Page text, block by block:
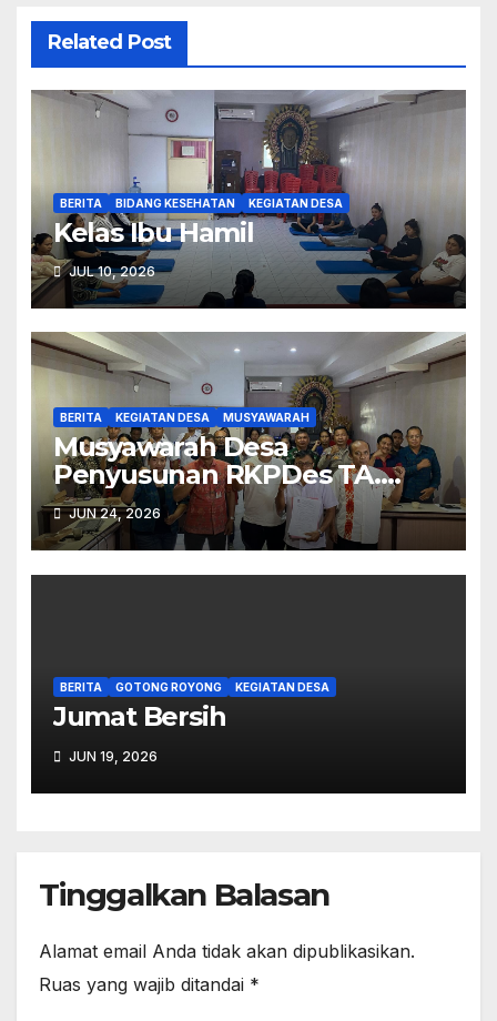
Related Post
BERITA BIDANG KESEHATAN KEGIATAN DESA
Kelas Ibu Hamil
JUL 10, 2026
BERITA KEGIATAN DESA MUSYAWARAH
Musyawarah Desa
Penyusunan RKPDes TA.
2027.
JUN 24, 2026
BERITA GOTONG ROYONG KEGIATAN DESA
Jumat Bersih
JUN 19, 2026
Tinggalkan Balasan
Alamat email Anda tidak akan dipublikasikan.
Ruas yang wajib ditandai *